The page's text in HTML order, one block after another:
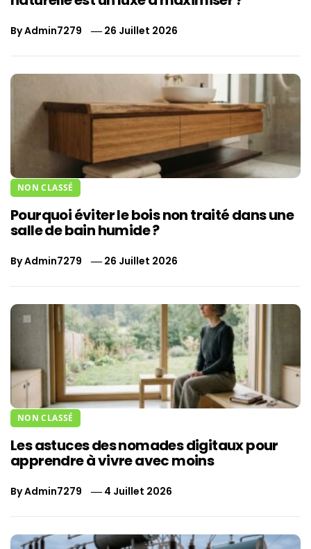
ByAdmin7279 26 Juillet 2026
NON CLASSÉ
Pourquoi éviter le bois non traité dans une
salle de bain humide ?
ByAdmin7279 26 Juillet 2026
NON CLASSÉ
Les astuces des nomades digitaux pour
apprendre à vivre avec moins
ByAdmin7279 4 Juillet 2026